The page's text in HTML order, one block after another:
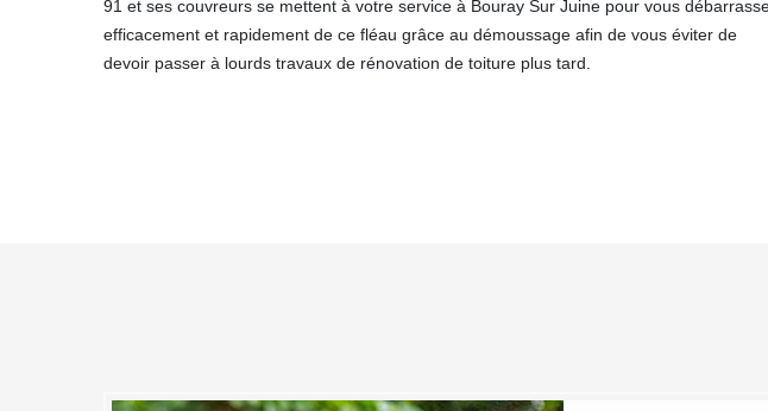
91 et ses couvreurs se mettent à votre service à Bouray Sur Juine pour vous
efficacement et rapidement de ce fléau grâce au démoussage afin de vous éviter de
devoir passer à lourds travaux de rénovation de toiture plus tard.